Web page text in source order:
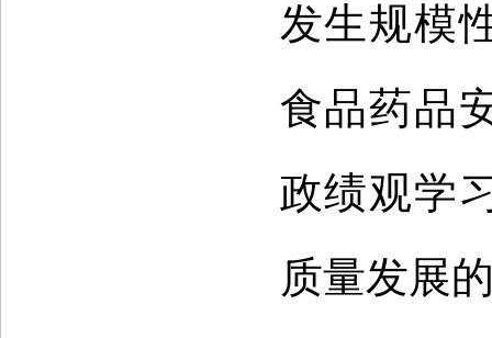
发生规模
食品药品
政绩观学
质量发展